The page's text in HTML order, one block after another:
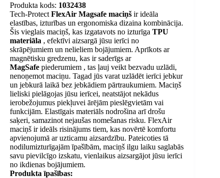
Produkta kods: 1032438
Tech-Protect FlexAir Magsafe maciņš ir ideāla
elastības, izturības un ergonomiska dizaina kombinācija.
Šis vieglais maciņš, kas izgatavots no izturīga TPU
materiāla , efektīvi aizsargā jūsu ierīci no
skrāpējumiem un nelieliem bojājumiem. Aprīkots ar
magnētisku gredzenu, kas ir saderīgs ar
MagSafe piederumiem , tas ļauj veikt bezvadu uzlādi,
nenoņemot maciņu. Tagad jūs varat uzlādēt ierīci jebkur
un jebkurā laikā bez jebkādiem pārtraukumiem. Maciņš
lieliski pielāgojas jūsu ierīcei, neatstājot nekādus
ierobežojumus piekļuvei ārējām pieslēgvietām vai
funkcijām. Elastīgais materiāls nodrošina arī drošu
saķeri, samazinot nejaušas nomešanas risku. FlexAir
maciņš ir ideāls risinājums tiem, kas novērtē komfortu
apvienojumā ar uzticamu aizsardzību. Pateicoties tā
nodilumizturīgajām īpašībām, maciņš ilgu laiku saglabās
savu pievilcīgo izskatu, vienlaikus aizsargājot jūsu ierīci
no ikdienas bojājumiem.
Produkta īpašības: